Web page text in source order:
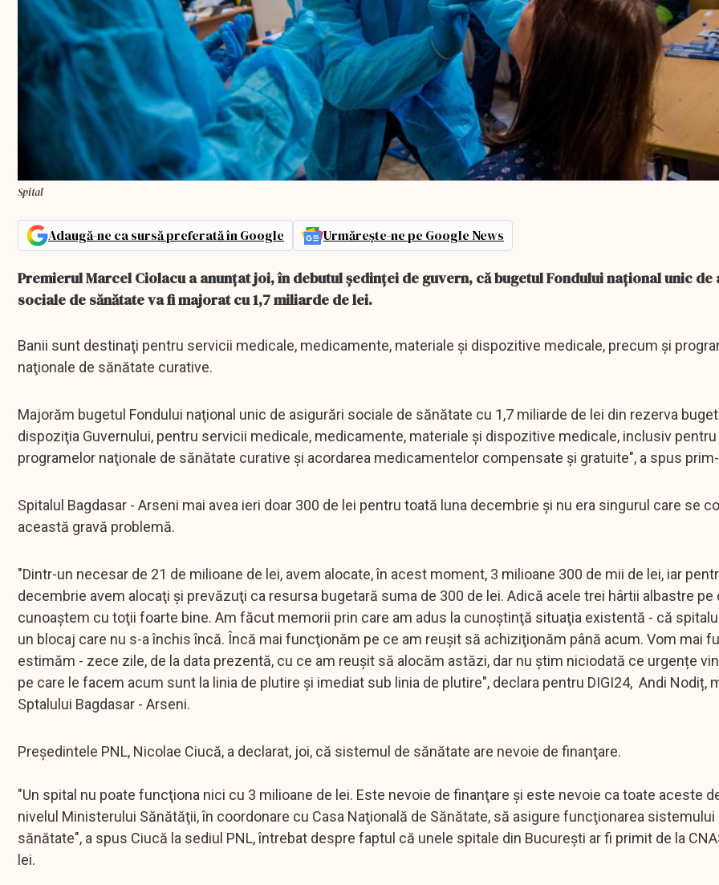
Spital
Adaugă-ne ca sursă preferată în Google Urmărește-ne pe Google News
Premierul Marcel Ciolacu a anunţat joi, în debutul şedinţei de guvern, că bugetul Fondului naţional unic de
sociale de sănătate va fi majorat cu 1,7 miliarde de lei.
Banii sunt destinaţi pentru servicii medicale, medicamente, materiale şi dispozitive medicale, precum şi
naţionale de sănătate curative.
Majorăm bugetul Fondului naţional unic de asigurări sociale de sănătate cu 1,7 miliarde de lei din rezerva
dispoziţia Guvernului, pentru servicii medicale, medicamente, materiale şi dispozitive medicale, inclusiv pentru
programelor naţionale de sănătate curative şi acordarea medicamentelor compensate şi gratuite", a spus
Spitalul Bagdasar - Arseni mai avea ieri doar 300 de lei pentru toată luna decembrie și nu era singurul care se
această gravă problemă.
"Dintr-un necesar de 21 de milioane de lei, avem alocate, în acest moment, 3 milioane 300 de mii de lei, iar
decembrie avem alocaţi şi prevăzuţi ca resursa bugetară suma de 300 de lei. Adică acele trei hârtii albastre pe
cunoaştem cu toţii foarte bine. Am făcut memorii prin care am adus la cunoştinţă situaţia existentă - că
un blocaj care nu s-a închis încă. Încă mai funcţionăm pe ce am reuşit să achiziţionăm până acum. Vom mai
estimăm - zece zile, de la data prezentă, cu ce am reuşit să alocăm astăzi, dar nu ştim niciodată ce urgențe
pe care le facem acum sunt la linia de plutire şi imediat sub linia de plutire", declara pentru DIGI24, Andi Nodiț,
Sptalului Bagdasar - Arseni.
Preşedintele PNL, Nicolae Ciucă, a declarat, joi, că sistemul de sănătate are nevoie de finanţare.
"Un spital nu poate funcţiona nici cu 3 milioane de lei. Este nevoie de finanţare şi este nevoie ca toate aceste
nivelul Ministerului Sănătăţii, în coordonare cu Casa Naţională de Sănătate, să asigure funcţionarea sistemului
sănătate", a spus Ciucă la sediul PNL, întrebat despre faptul că unele spitale din Bucureşti ar fi primit de la
lei.